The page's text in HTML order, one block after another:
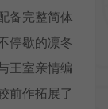
备完整简体
停歇的凛冬
王室亲情编
前作拓展了